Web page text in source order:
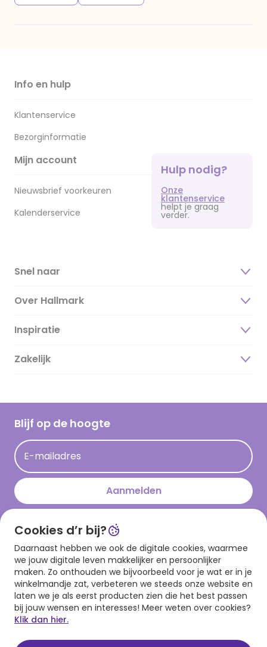
Info en hulp
Klantenservice
Bezorginformatie
Mijn account
Nieuwsbrief voorkeuren
Kalenderservice
Hulp nodig?
Onze
klantenservice
helpt je graag
verder.
Snel naar
Over Hallmark
Over ons
Duurzaamheid
Hallmark Kaartclub
Acties
Persberichten
Hallmark en Kinderpostzegels
Inspiratie
Magazine
Cadeau inspiratie
Kaartinspiratie
Zakelijk
Blijf op de hoogte
E-mailadres
Aanmelden
Download onze app
Cookies d’r bij?
Daarnaast hebben we ook de digitale cookies, waarmee
we jouw digitale leven makkelijker en persoonlijker
maken. Zo onthouden we bijvoorbeeld voor je wat er in je
winkelmandje zat, verbeteren we steeds onze website en
laten we je als eerst producten zien die het best passen
bij jouw wensen en interesses! Meer weten over cookies?
Klik dan hier.